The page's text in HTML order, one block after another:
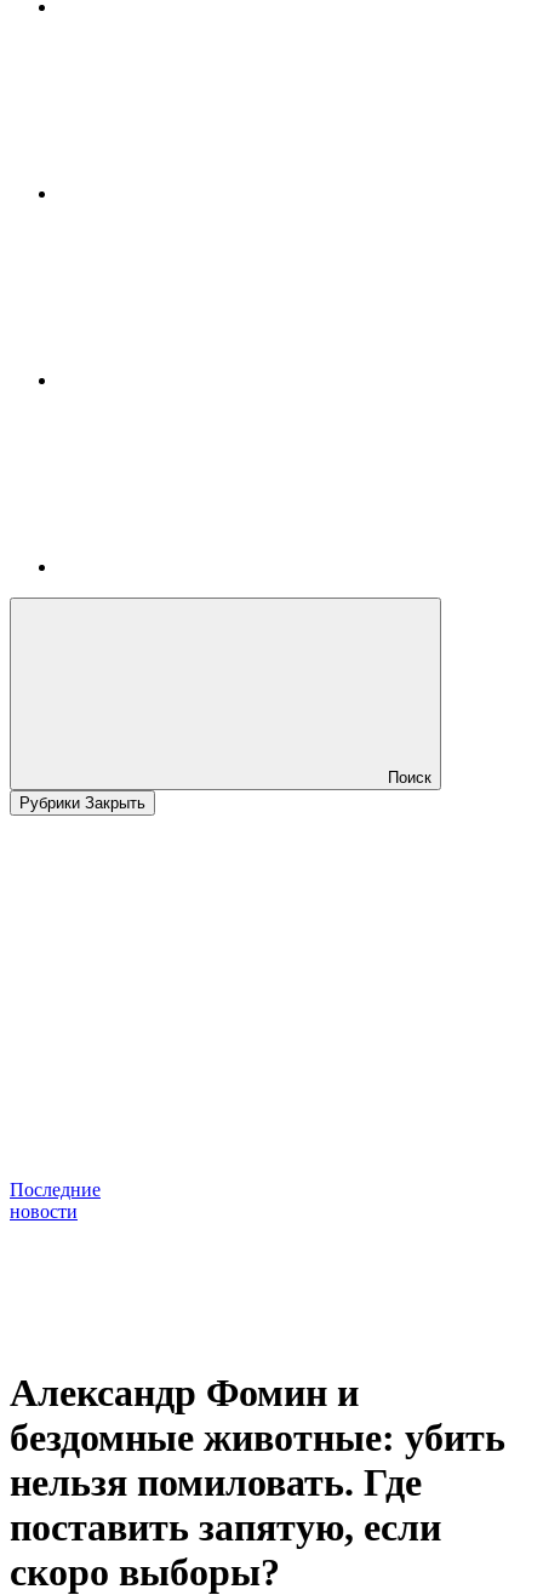
Поиск
Рубрики Закрыть
Последние
новости
Александр Фомин и
бездомные животные: убить
нельзя помиловать. Где
поставить запятую, если
скоро выборы?